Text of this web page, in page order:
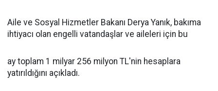
Aile ve Sosyal Hizmetler Bakanı Derya Yanık, bakıma
ihtiyacı olan engelli vatandaşlar ve aileleri için bu
ay toplam 1 milyar 256 milyon TL'nin hesaplara
yatırıldığını açıkladı.